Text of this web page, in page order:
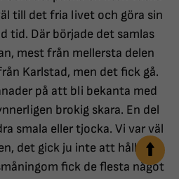
till det fria livet och göra sin
tid. Där började det samlas
mest från mellersta delen
Karlstad, men det fick gå.
på att bli bekanta med
brokig skara. En del
smala eller tjocka. Vi var väl
det gick ju inte att hålla
fick de flesta något